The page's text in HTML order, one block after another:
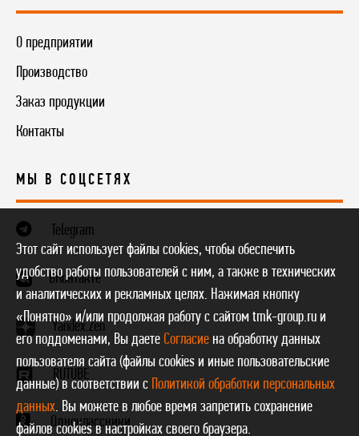
О предприятии
Производство
Заказ продукции
Контакты
МЫ В СОЦСЕТЯХ
Telegram
ВКонтакте
Yandex.Zen
RUTUBE
Одноклассники
Этот сайт использует файлы cookies, чтобы обеспечить
удобство работы пользователей с ним, а также в технических
и аналитических и рекламных целях. Нажимая кнопку
«Понятно» и/или продолжая работу с сайтом tmk-group.ru и
его поддоменами, Вы даете Согласие на обработку данных
пользователя сайта (файлы cookies и иные пользовательские
данные) в соответствии с Политикой обработки персональных
данных. Вы можете в любое время запретить сохранение
файлов cookies в настройках своего браузера.